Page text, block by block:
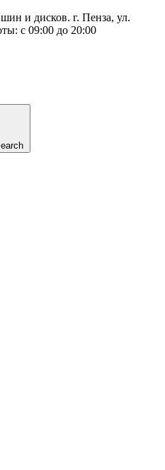
и дисков. г. Пенза, ул.
с 09:00 до 20:00